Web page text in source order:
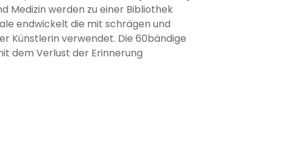
Medizin werden zu einer Bibliothek
endwickelt die mit schrägen und
Künstlerin verwendet. Die 60bändige
dem Verlust der Erinnerung